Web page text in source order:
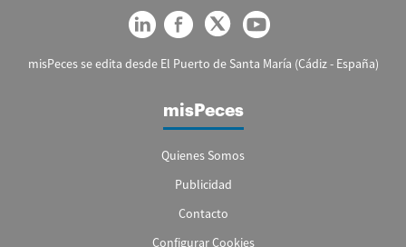
misPeces se edita desde El Puerto de Santa María (Cádiz - España)
misPeces
Quienes Somos
Publicidad
Contacto
Configurar Cookies